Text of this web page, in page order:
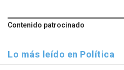
Contenido patrocinado
Lo más leído en Política